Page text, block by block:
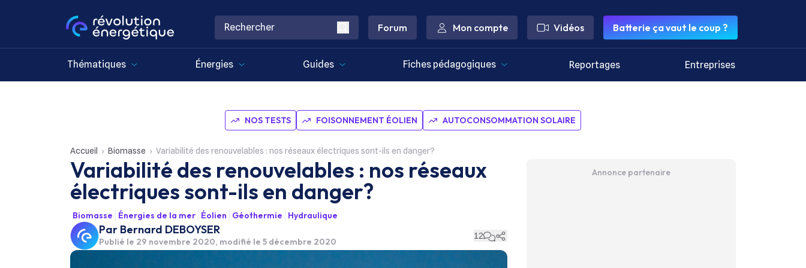
Forum Mon compte Vidéos Batterie ça vaut le coup ?
Thématiques Énergies Guides Fiches pédagogiques Reportages Entreprises
NOS TESTS FOISONNEMENT ÉOLIEN AUTOCONSOMMATION SOLAIRE
Accueil Biomasse Variabilité des renouvelables : nos réseaux électriques sont-ils en danger?
Variabilité des renouvelables : nos réseaux
électriques sont-ils en danger?
Biomasse Énergies de la mer Éolien Géothermie Hydraulique
Par Bernard DEBOYSER
Publié le 29 novembre 2020, modifié le 5 décembre 2020
12
Annonce partenaire